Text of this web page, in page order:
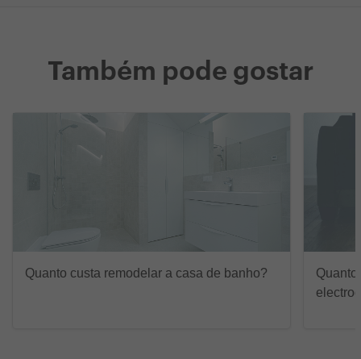
Também pode gostar
Quanto custa remodelar a casa de banho?